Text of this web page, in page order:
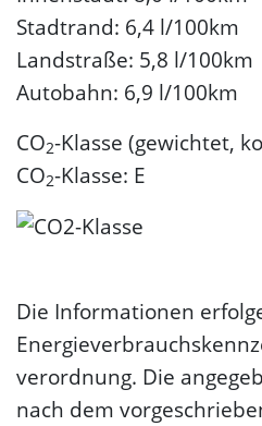
Stadtrand: 6,4 l/100km
Landstraße: 5,8 l/100km
Autobahn: 6,9 l/100km
CO2-Klasse (gewichtet,
CO2-Klasse: E
Die Informationen
verordnung. Die
nach dem